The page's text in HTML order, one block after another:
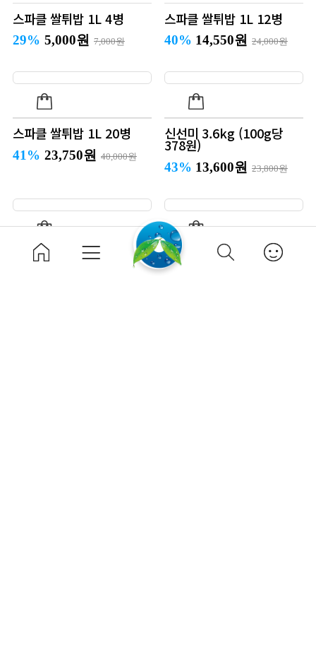
스파클 쌀튀밥 1L 4병
29% 5,000원 7,000원
스파클 쌀튀밥 1L 12병
40% 14,550원 24,000원
스파클 쌀튀밥 1L 20병
41% 23,750원 40,000원
신선미 3.6kg (100g당
378원)
43% 13,600원 23,800원
스파클 쌀튀밥 1L 24병 스파클 혼합15곡 1.7kg*2
병